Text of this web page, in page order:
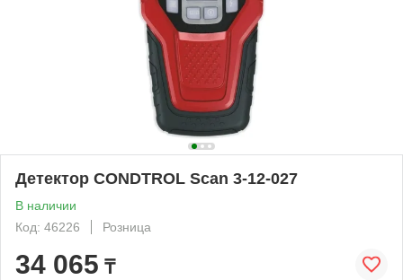
Детектор CONDTROL Scan 3-12-027
В наличии
Код: 46226
Розница
34 065 ₸